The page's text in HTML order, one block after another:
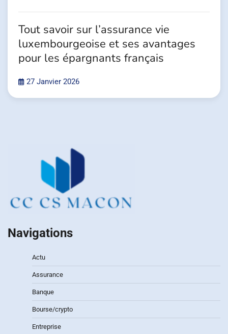
Tout savoir sur l’assurance vie
luxembourgeoise et ses avantages
pour les épargnants français
27 Janvier 2026
Navigations
Actu
Assurance
Banque
Bourse/crypto
Entreprise